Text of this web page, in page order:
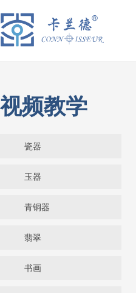
视频教学
瓷器
玉器
青铜器
翡翠
书画